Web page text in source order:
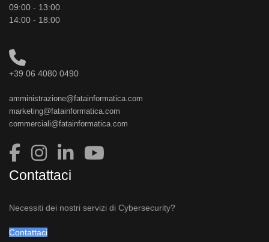
09:00 - 13:00
14:00 - 18:00
+39 06 4080 0490
amministrazione@fatainformatica.com
marketing@fatainformatica.com
commerciali@fatainformatica.com
Contattaci
Necessiti dei nostri servizi di Cybersecurity?
Contattaci